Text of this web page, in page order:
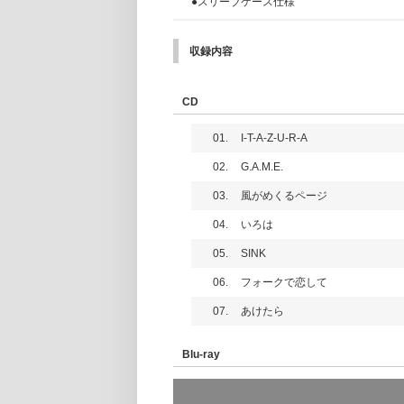
収録内容
CD
01. I-T-A-Z-U-R-A
02. G.A.M.E.
03. 風がめくるページ
04. いろは
05. SINK
06. フォークで恋して
07. あけたら
Blu-ray